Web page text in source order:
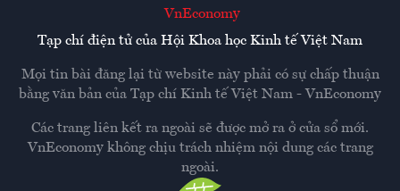
VnEconomy
Tạp chí điện tử của Hội Khoa học Kinh tế Việt Nam
Mọi tin bài đăng lại từ website này phải có sự chấp thuận
bằng văn bản của Tạp chí Kinh tế Việt Nam - VnEconomy
Các trang liên kết ra ngoài sẽ được mở ra ở cửa sổ mới.
VnEconomy không chịu trách nhiệm nội dung các trang
ngoài.